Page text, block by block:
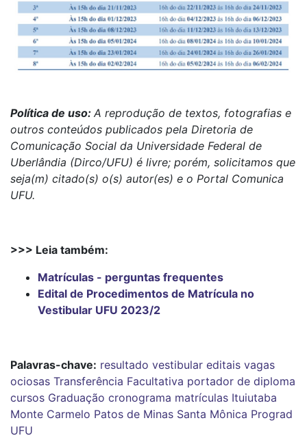
Política de uso: A reprodução de textos, fotografias e
outros conteúdos publicados pela Diretoria de
Comunicação Social da Universidade Federal de
Uberlândia (Dirco/UFU) é livre; porém, solicitamos que
seja(m) citado(s) o(s) autor(es) e o Portal Comunica
UFU.
>>> Leia também:
Matrículas - perguntas frequentes
Edital de Procedimentos de Matrícula no
Vestibular UFU 2023/2
Palavras-chave: resultado vestibular editais vagas
ociosas Transferência Facultativa portador de diploma
cursos Graduação cronograma matrículas Ituiutaba
Monte Carmelo Patos de Minas Santa Mônica Prograd
UFU